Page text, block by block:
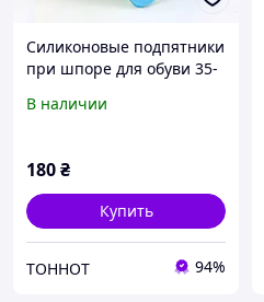
Силиконовые подпятники
при шпоре для обуви 35-
в обуви. Полустельки
В наличии
180₴
Купить
ТОННОТ 94%